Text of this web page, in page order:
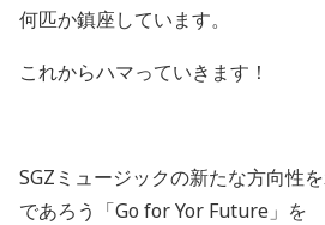
何匹か鎮座しています。
これからハマっていきます！
SGZ ミュージックの新たな方向性
であろう「Go for Yor Future 」を